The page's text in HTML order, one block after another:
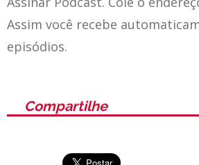
Assim você recebe
episódios.
Compartilhe